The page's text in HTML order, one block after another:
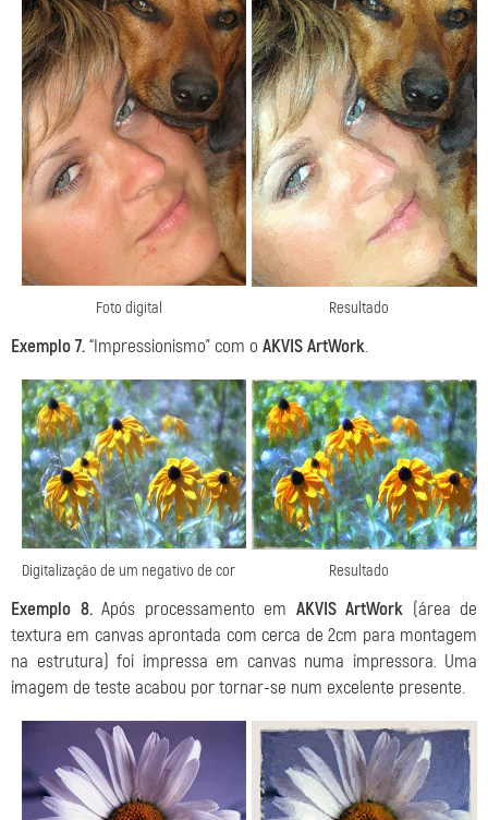
Foto digital Resultado
Exemplo 7.“Impressionismo” com o AKVIS ArtWork.
Digitalização de um negativo de cor Resultado
Exemplo 8.Após processamento em AKVIS ArtWork (área de
textura em canvas aprontada com cerca de 2cm para montagem
na estrutura) foi impressa em canvas numa impressora. Uma
imagem de teste acabou por tornar-se num excelente presente.